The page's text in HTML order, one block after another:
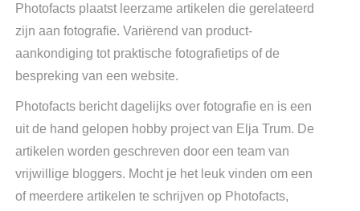
Photofacts plaatst leerzame artikelen die gerelateerd
zijn aan fotografie. Variërend van product-
aankondiging tot praktische fotografietips of de
bespreking van een website.
Photofacts bericht dagelijks over fotografie en is een
uit de hand gelopen hobby project van Elja Trum. De
artikelen worden geschreven door een team van
vrijwillige bloggers. Mocht je het leuk vinden om een
of meerdere artikelen te schrijven op Photofacts,